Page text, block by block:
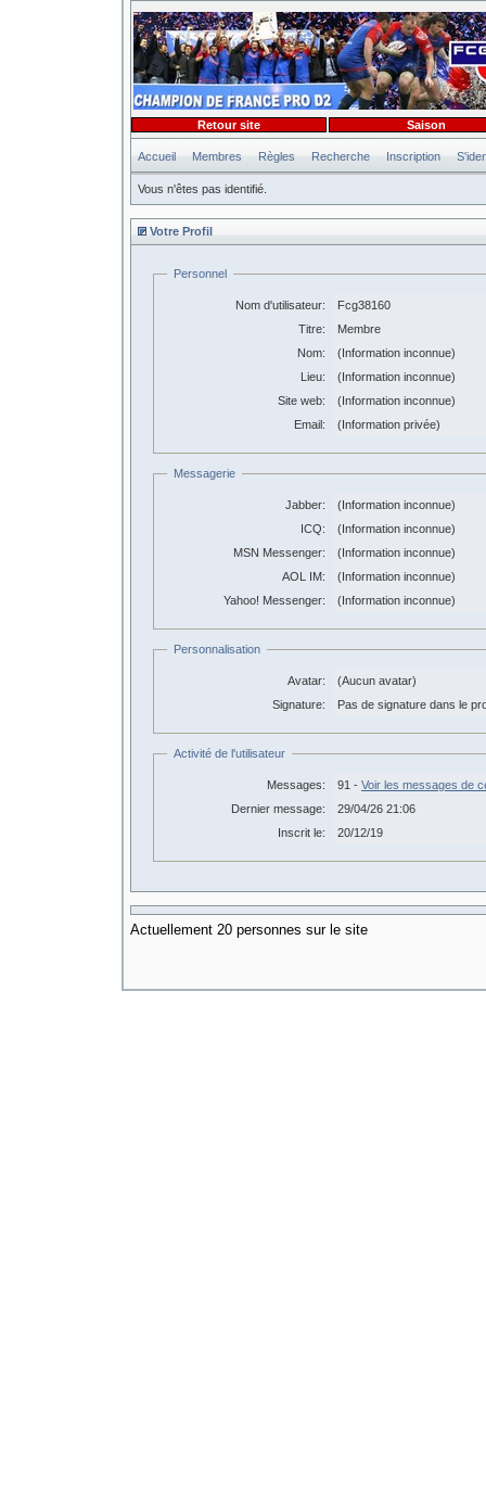
Accueil Membres Règles Recherche Inscription
Vous n'êtes pas identifié.
Retour site Saison
Votre Profil
Personnel
Nom d'utilisateur:
Fcg38160
Titre:
Membre
Nom:
(Information inconnue)
Lieu:
(Information inconnue)
Site web:
(Information inconnue)
Email:
(Information privée)
Messagerie
Jabber:
(Information inconnue)
ICQ:
(Information inconnue)
MSN Messenger:
(Information inconnue)
AOL IM:
(Information inconnue)
Yahoo! Messenger:
(Information inconnue)
Personnalisation
Avatar:
(Aucun avatar)
Signature:
Pas de signature dans le
Activité de l'utilisateur
Messages: 91 - Voir les messages de
Dernier message:
29/04/26 21:06
Inscrit le:
20/12/19